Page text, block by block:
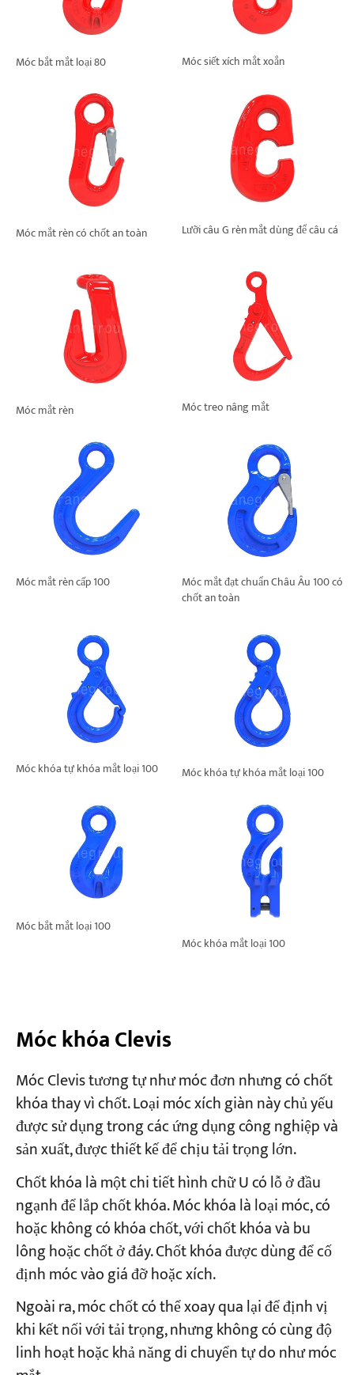
Móc bắt mắt loại 80 Móc siết xích mắt xoắn
Móc mắt rèn có chốt an toàn Lưỡi câu G rèn mắt dùng để câu cá
Móc mắt rèn Móc treo nâng mắt
Móc mắt rèn cấp 100
Móc mắt đạt chuẩn Châu Âu 100 có
chốt an toàn
Móc khóa tự khóa mắt loại 100 Móc khóa tự khóa mắt loại 100
Móc bắt mắt loại 100
Móc khóa mắt loại 100
Móc khóa Clevis
Móc Clevis tương tự như móc đơn nhưng có chốt
khóa thay vì chốt. Loại móc xích giàn này chủ yếu
được sử dụng trong các ứng dụng công nghiệp và
sản xuất, được thiết kế để chịu tải trọng lớn.
Chốt khóa là một chi tiết hình chữ U có lỗ ở đầu
ngạnh để lắp chốt khóa. Móc khóa là loại móc, có
hoặc không có khóa chốt, với chốt khóa và bu
lông hoặc chốt ở đáy. Chốt khóa được dùng để cố
định móc vào giá đỡ hoặc xích.
Ngoài ra, móc chốt có thể xoay qua lại để định vị
khi kết nối với tải trọng, nhưng không có cùng độ
linh hoạt hoặc khả năng di chuyển tự do như móc